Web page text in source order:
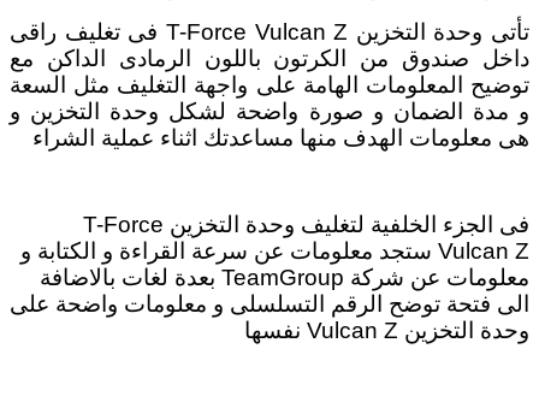
تأتى وحدة التخزين T-Force Vulcan Z فى تغليف راقى
داخل صندوق من الكرتون باللون الرمادى الداكن مع
توضيح المعلومات الهامة على واجهة التغليف مثل السعة
و مدة الضمان و صورة واضحة لشكل وحدة التخزين و
هى معلومات الهدف منها مساعدتك اثناء عملية الشراء
فى الجزء الخلفية لتغليف وحدة التخزين T-Force
Vulcan Z ستجد معلومات عن سرعة القراءة و الكتابة و
معلومات عن شركة TeamGroup بعدة لغات بالاضافة
الى فتحة توضح الرقم التسلسلى و معلومات واضحة على
وحدة التخزين Vulcan Z نفسها